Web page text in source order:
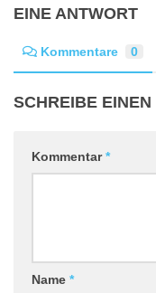
EINE ANTWORT
Kommentare 0
SCHREIBE
Kommentar*
Name *